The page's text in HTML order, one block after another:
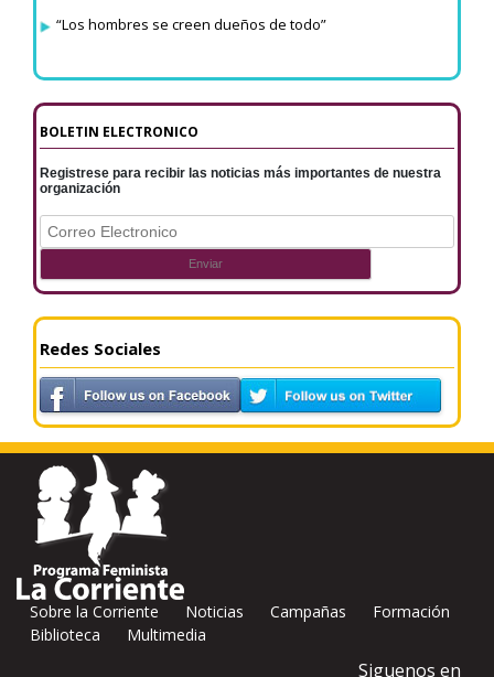
“Los hombres se creen dueños de todo”
BOLETIN ELECTRONICO
Registrese para recibir las noticias más importantes de nuestra
organización
Redes Sociales
Sobre la Corriente Noticias Campañas
Formación
Biblioteca
Multimedia
Siguenos en